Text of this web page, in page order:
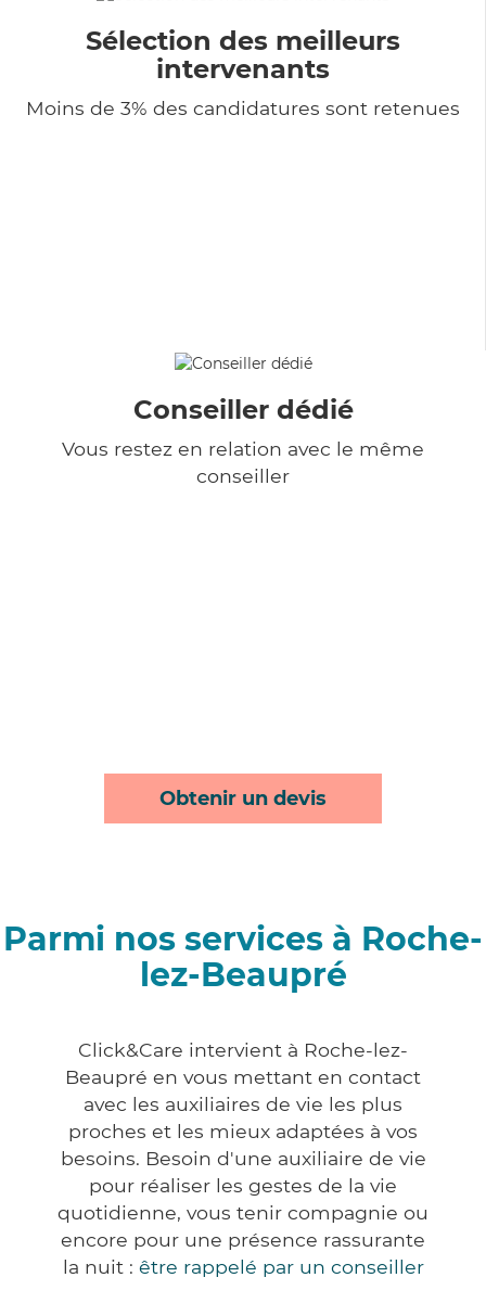
Sélection des meilleurs
intervenants
Moins de 3% des candidatures sont retenues
Conseiller dédié
Vous restez en relation avec le même
conseiller
Obtenir un devis
Parmi nos services à Roche-
lez-Beaupré
Click&Care intervient à Roche-lez-
Beaupré en vous mettant en contact
avec les auxiliaires de vie les plus
proches et les mieux adaptées à vos
besoins. Besoin d'une auxiliaire de vie
pour réaliser les gestes de la vie
quotidienne, vous tenir compagnie ou
encore pour une présence rassurante
la nuit : être rappelé par un conseiller